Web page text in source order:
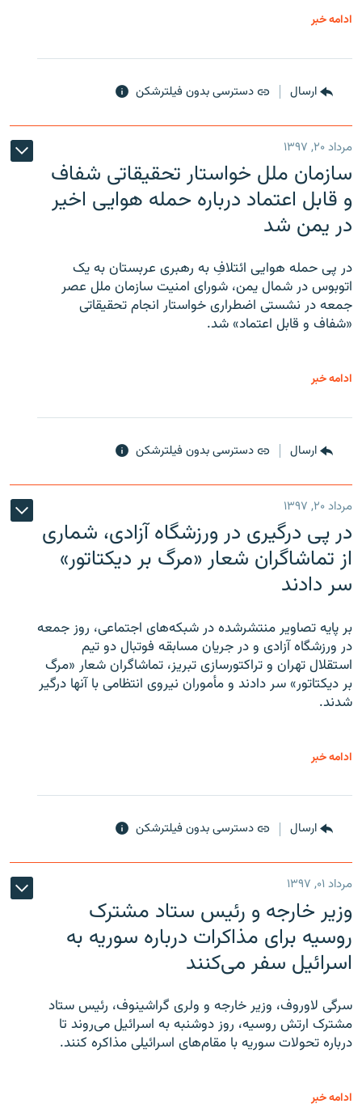
ادامه خبر
ارسال دسترسی بدون فیلترشکن
مرداد ۲۰, ۱۳۹۷
سازمان ملل خواستار تحقیقاتی شفاف
و قابل اعتماد درباره حمله هوایی اخیر
در یمن شد
در پی حمله هوایی ائتلافِ به رهبری عربستان به یک
اتوبوس در شمال یمن، شورای امنیت سازمان ملل عصر
جمعه در نشستی اضطراری خواستار انجام تحقیقاتی
«شفاف و قابل اعتماد» شد.
ادامه خبر
ارسال دسترسی بدون فیلترشکن
مرداد ۲۰, ۱۳۹۷
در پی درگیری در ورزشگاه آزادی، شماری
از تماشاگران شعار «مرگ بر دیکتاتور»
سر دادند
بر پایه تصاویر منتشرشده در شبکه‌های اجتماعی، روز جمعه
در ورزشگاه آزادی و در جریان مسابقه فوتبال دو تیم
استقلال تهران و تراکتورسازی تبریز، تماشاگران شعار «مرگ
بر دیکتاتور» سر دادند و مأموران نیروی انتظامی با آنها درگیر
شدند.
ادامه خبر
ارسال دسترسی بدون فیلترشکن
مرداد ۰۱, ۱۳۹۷
وزیر خارجه و رئیس‌ ستاد مشترک
روسیه برای مذاکرات درباره سوریه به
اسرائیل سفر می‌کنند
سرگی لاوروف، وزیر خارجه و ولری گراشینوف، رئیس ستاد
مشترک ارتش روسیه، روز دوشنبه به اسرائیل می‌روند تا
درباره تحولات سوریه با مقام‌های اسرائیلی مذاکره کنند.
ادامه خبر